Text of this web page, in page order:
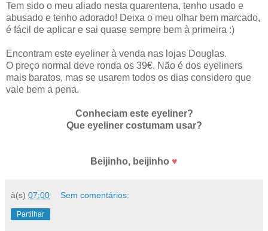
Tem sido o meu aliado nesta quarentena, tenho usado e
abusado e tenho adorado! Deixa o meu olhar bem marcado,
é fácil de aplicar e sai quase sempre bem à primeira :)
Encontram este eyeliner à venda nas lojas Douglas.
O preço normal deve ronda os 39€. Não é dos eyeliners
mais baratos, mas se usarem todos os dias considero que
vale bem a pena.
Conheciam este eyeliner?
Que eyeliner costumam usar?
Beijinho, beijinho ♥
à(s) 07:00 Sem comentários:
Partilhar